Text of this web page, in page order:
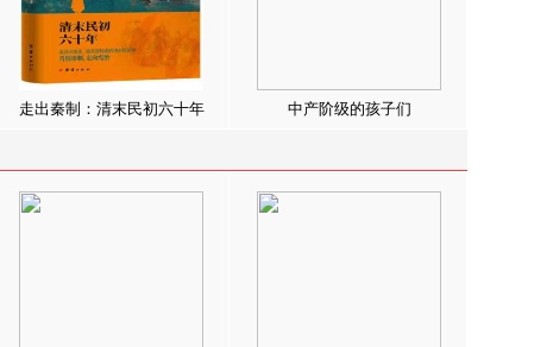
走出秦制：清末民初六十年 中产阶级的孩子们